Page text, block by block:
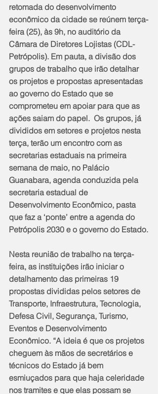
retomada do desenvolvimento
econômico da cidade se reúnem terça-
feira (25), às 9h, no auditório da
Câmara de Diretores Lojistas (CDL-
Petrópolis). Em pauta, a divisão dos
grupos de trabalho que irão detalhar
os projetos e propostas apresentadas
ao governo do Estado que se
comprometeu em apoiar para que as
ações saiam do papel.  Os grupos, já
divididos em setores e projetos nesta
terça, terão um encontro com as
secretarias estaduais na primeira
semana de maio, no Palácio
Guanabara, agenda conduzida pela
secretaria estadual de
Desenvolvimento Econômico, pasta
que faz a ‘ponte’ entre a agenda do
Petrópolis 2030 e o governo do Estado.
Nesta reunião de trabalho na terça-
feira, as instituições irão iniciar o
detalhamento das primeiras 19
propostas divididas pelos setores de
Transporte, Infraestrutura, Tecnologia,
Defesa Civil, Segurança, Turismo,
Eventos e Desenvolvimento
Econômico. “A ideia é que os projetos
cheguem às mãos de secretários e
técnicos do Estado já bem
esmiuçados para que haja celeridade
nos tramites e que elas possam se